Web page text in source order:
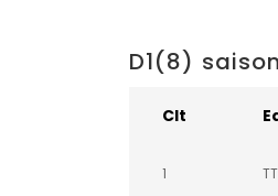
D1(8)
Clt
1